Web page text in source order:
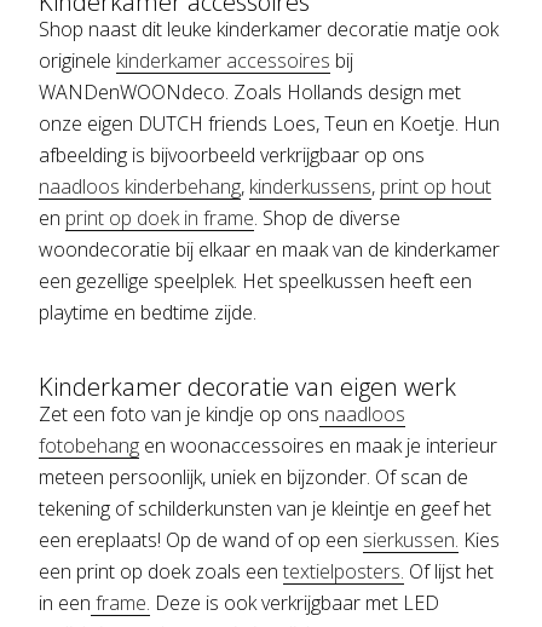
Shop naast dit leuke kinderkamer decoratie matje ook
originele kinderkamer accessoires bij
WANDenWOONdeco. Zoals Hollands design met
onze eigen DUTCH friends Loes, Teun en Koetje. Hun
afbeelding is bijvoorbeeld verkrijgbaar op ons
naadloos kinderbehang, kinderkussens, print op hout
en print op doek in frame. Shop de diverse
woondecoratie bij elkaar en maak van de kinderkamer
een gezellige speelplek. Het speelkussen heeft een
playtime en bedtime zijde.
Kinderkamer decoratie van eigen werk
Zet een foto van je kindje op ons naadloos
fotobehang en woonaccessoires en maak je interieur
meteen persoonlijk, uniek en bijzonder. Of scan de
tekening of schilderkunsten van je kleintje en geef het
een ereplaats! Op de wand of op een sierkussen. Kies
een print op doek zoals een textielposters. Of lijst het
in een frame. Deze is ook verkrijgbaar met LED